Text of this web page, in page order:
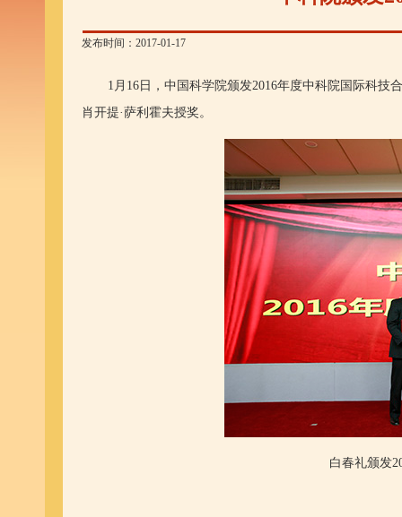
发布时间：2017-01-17
1月16日，中国科学院颁发2016年度中科院国际科技
肖开提·萨利霍夫授奖。
白春礼颁发